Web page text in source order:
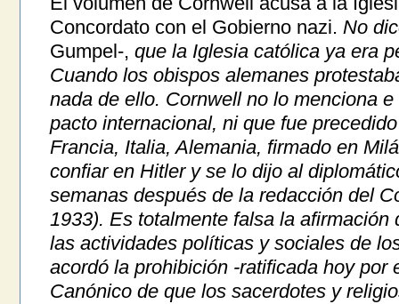
Concordato con el Gobierno nazi. No
Gumpel-, que la Iglesia católica ya era
Cuando los obispos alemanes
nada de ello. Cornwell no lo menciona
pacto internacional, ni que fue
Francia, Italia, Alemania, firmado en
confiar en Hitler y se lo dijo al
semanas después de la redacción del
1933). Es totalmente falsa la
las actividades políticas y sociales de
acordó la prohibición -ratificada hoy por
Canónico de que los sacerdotes y